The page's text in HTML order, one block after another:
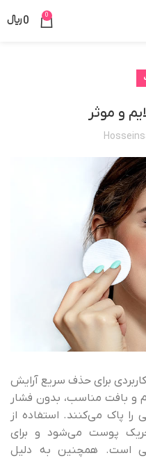
0
0﷼
و موثر
برای حذف سریع آرایش
و بافت مناسب، بدون فشار
را پاک می‌کنند. استفاده از
پوست می‌شود و برای
است. همچنین به دلیل